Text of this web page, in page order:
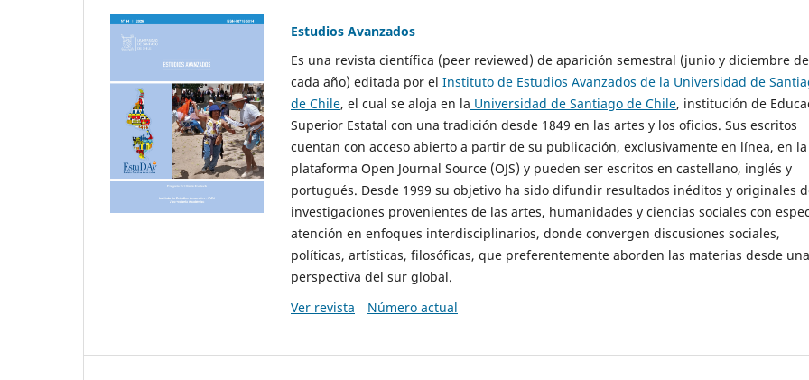
Estudios Avanzados
Es una revista científica (peer reviewed) de aparición semestral (junio y diciembre de
cada año) editada por el Instituto de Estudios Avanzados de la Universidad de
de Chile, el cual se aloja en la Universidad de Santiago de Chile, institución de
Superior Estatal con una tradición desde 1849 en las artes y los oficios. Sus escritos
cuentan con acceso abierto a partir de su publicación, exclusivamente en línea, en la
plataforma Open Journal Source (OJS) y pueden ser escritos en castellano, inglés y
portugués. Desde 1999 su objetivo ha sido difundir resultados inéditos y originales
investigaciones provenientes de las artes, humanidades y ciencias sociales con
atención en enfoques interdisciplinarios, donde convergen discusiones sociales,
políticas, artísticas, filosóficas, que preferentemente aborden las materias desde una
perspectiva del sur global.
Ver revista
Número actual